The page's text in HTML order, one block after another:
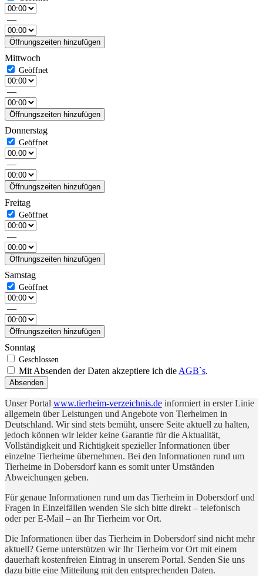
—
Öffnungszeiten hinzufügen
Mittwoch
—
Öffnungszeiten hinzufügen
Donnerstag
—
Öffnungszeiten hinzufügen
Freitag
—
Öffnungszeiten hinzufügen
Samstag
—
Öffnungszeiten hinzufügen
Sonntag
Mit Absenden der Daten akzeptiere ich die AGB`s.
Absenden
Unser Portal www.tierheim-verzeichnis.de informiert in erster Linie
allgemein über Leistungen und Angebote von Tierheimen in
Deutschland. Wir sind stets bemüht, unsere Seite aktuell zu halten,
jedoch können wir leider keine Garantie für die Aktualität,
Vollständigkeit und Richtigkeit spezieller Informationen über
einzelne Tierheime übernehmen. Bei den Informationen rund um
Tierheime in Dobersdorf kann es somit unter Umständen
Abweichungen geben.
Für genaue Informationen rund um das Tierheim in Dobersdorf und
Fragen in Einzelfällen wenden Sie sich bitte direkt – telefonisch
oder per E-Mail – an Ihr Tierheim vor Ort.
Die Informationen über das Tierheim in Dobersdorf sind nicht mehr
aktuell? Gerne unterstützen wir Ihr Tierheim vor Ort mit einem
dauerhaft kostenfreien Eintrag in unserem Portal. Senden Sie uns
dazu bitte eine Mitteilung mit den entsprechenden Daten.